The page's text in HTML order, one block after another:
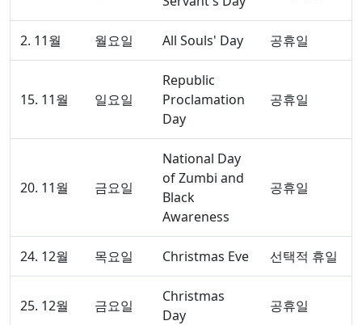
2. 11월 월요일 All Souls' Day 공휴일
15. 11월 일요일
Republic
Proclamation
Day
공휴일
20. 11월 금요일
National Day
of Zumbi and
Black
Awareness
공휴일
24. 12월 목요일 Christmas Eve 선택적 휴일
25. 12월 금요일
Christmas
Day
공휴일